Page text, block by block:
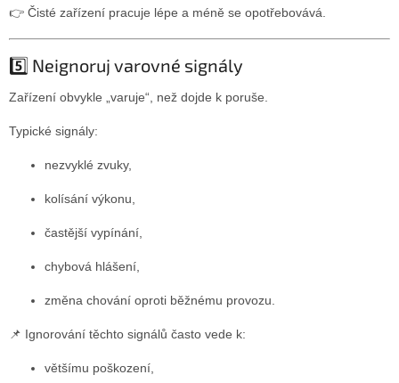
👉 Čisté zařízení pracuje lépe a méně se opotřebovává.
5️⃣ Neignoruj varovné signály
Zařízení obvykle „varuje“, než dojde k poruše.
Typické signály:
nezvyklé zvuky,
kolísání výkonu,
častější vypínání,
chybová hlášení,
změna chování oproti běžnému provozu.
📌 Ignorování těchto signálů často vede k:
většímu poškození,